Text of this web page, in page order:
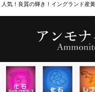
人気！良質の輝き！イングランド産